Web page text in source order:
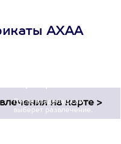
АХАА
Пусть владелец сам
выберет развлечение.